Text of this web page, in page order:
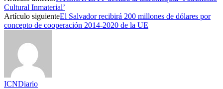
Cultural Inmaterial’
Artículo siguienteEl Salvador recibirá 200 millones de dólares por
concepto de cooperación 2014-2020 de la UE
ICNDiario